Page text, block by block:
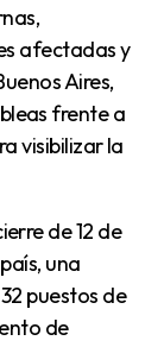
afectadas y
Aires,
frente a
visibilizar la
una
puestos de
de